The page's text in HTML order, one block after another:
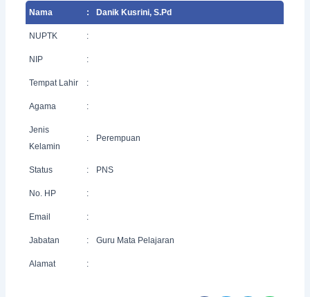
Nama : Danik Kusrini, S.Pd
NUPTK :
NIP :
Tempat Lahir :
Agama :
Jenis
Kelamin
: Perempuan
Status : PNS
No. HP :
Email :
Jabatan : Guru Mata Pelajaran
Alamat :